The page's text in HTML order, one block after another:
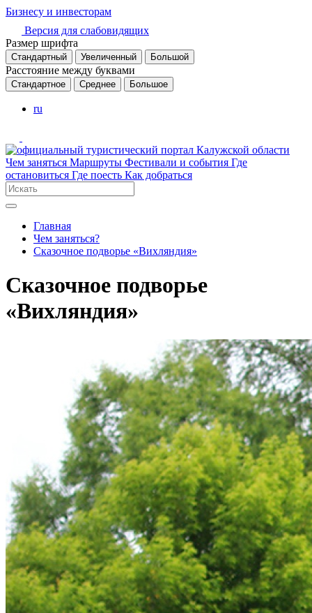
Бизнесу и инвесторам
Версия для слабовидящих
Размер шрифта
Стандартный Увеличенный Большой
Расстояние между буквами
Стандартное Среднее Большое
ru
Чем заняться Маршруты Фестивали и события Где
остановиться Где поесть Как добраться
Главная
Чем заняться?
Сказочное подворье «Вихляндия»
Сказочное подворье
«Вихляндия»